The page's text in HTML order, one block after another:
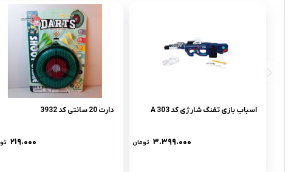
اسباب بازی تفنگ شارژی کد 303 A
۳.۳۹۹.۰۰۰ تومان
دارت 20 سانتی کد 3932
۲۱۹.۰۰۰